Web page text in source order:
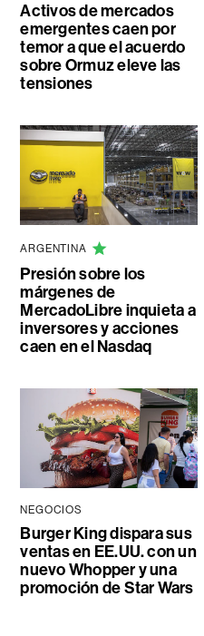
Activos de mercados
emergentes caen por
temor a que el acuerdo
sobre Ormuz eleve las
tensiones
ARGENTINA
Presión sobre los
márgenes de
MercadoLibre inquieta a
inversores y acciones
caen en el Nasdaq
NEGOCIOS
Burger King dispara sus
ventas en EE.UU. con un
nuevo Whopper y una
promoción de Star Wars